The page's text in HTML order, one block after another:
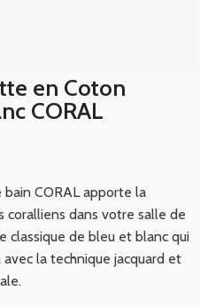
en Coton
CORAL
CORAL apporte la
coralliens dans votre salle de
classique de bleu et blanc qui
la technique jacquard et